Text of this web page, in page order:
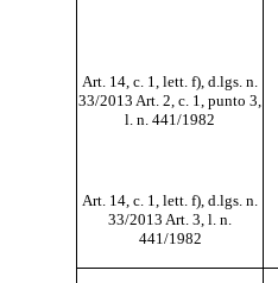
Art. 14, c. 1, lett. f), d.lgs. n.
33/2013 Art. 2, c. 1, punto 3,
l. n. 441/1982
Art. 14, c. 1, lett. f), d.lgs. n.
33/2013 Art. 3, l. n.
441/1982